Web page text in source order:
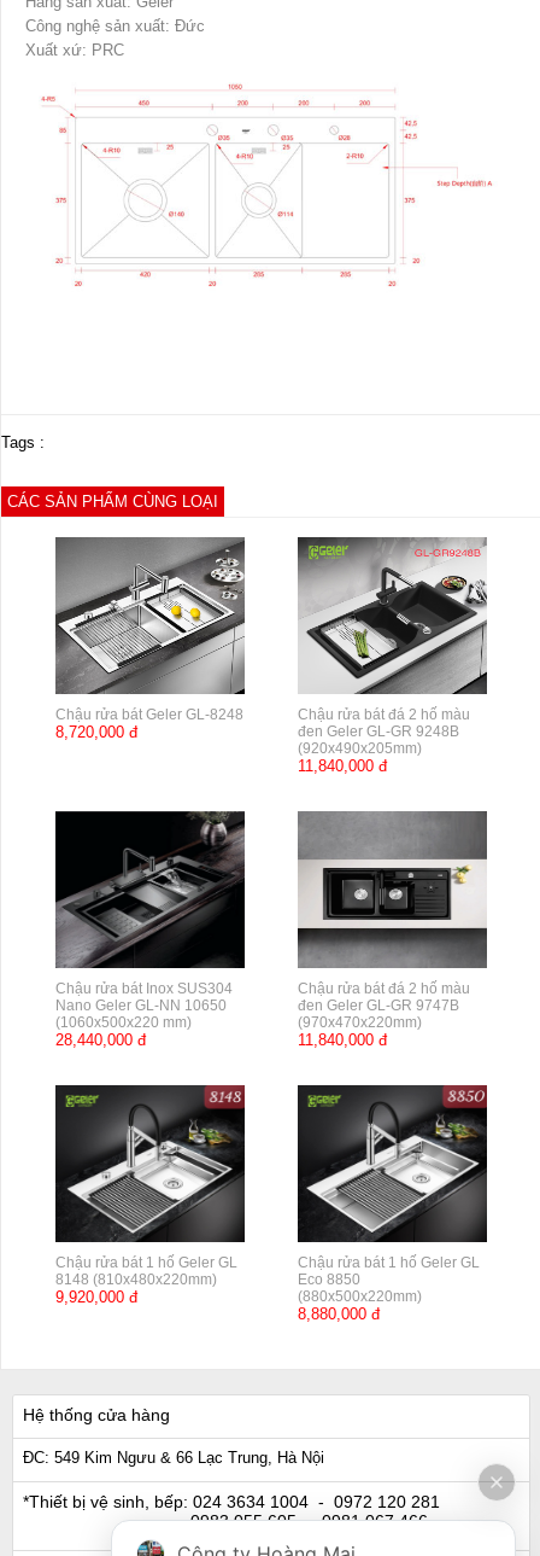
Công nghệ sản xuất: Đức
Xuất xứ: PRC
Tags :
CÁC SẢN PHẨM CÙNG LOẠI
Chậu rửa bát Geler GL-8248
8,720,000 đ
Chậu rửa bát đá 2 hố màu
đen Geler GL-GR 9248B
(920x490x205mm)
11,840,000 đ
Chậu rửa bát Inox SUS304
Nano Geler GL-NN 10650
(1060x500x220 mm)
28,440,000 đ
Chậu rửa bát đá 2 hố màu
đen Geler GL-GR 9747B
(970x470x220mm)
11,840,000 đ
Chậu rửa bát 1 hố Geler GL
8148 (810x480x220mm)
9,920,000 đ
Chậu rửa bát 1 hố Geler GL
Eco 8850
(880x500x220mm)
8,880,000 đ
Hệ thống cửa hàng
ĐC: 549 Kim Ngưu & 66 Lạc Trung, Hà Nội
*Thiết bị vệ sinh, bếp: 024 3634 1004 - 0972 120 281
0983 055 605- 0981 067 466